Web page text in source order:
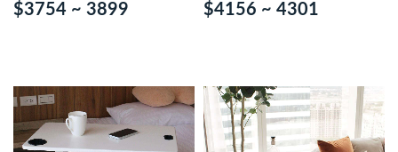
$3754 ~ 3899 $4156 ~ 4301